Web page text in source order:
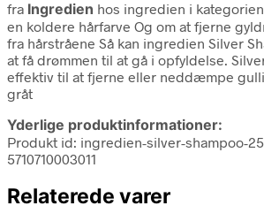
fra Ingredien hos ingredien i kategorien
en koldere hårfarve Og om at fjerne
fra hårstråene Så kan ingredien Silver
at få drømmen til at gå i opfyldelse.
effektiv til at fjerne eller neddæmpe
gråt
Yderlige produktinformationer:
Produkt id: ingredien-silver-shampoo-
5710710003011
Relaterede varer